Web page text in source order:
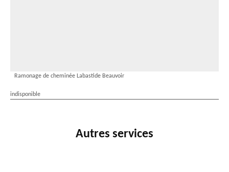
Ramonage de cheminée Labastide Beauvoir
indisponible
Autres services